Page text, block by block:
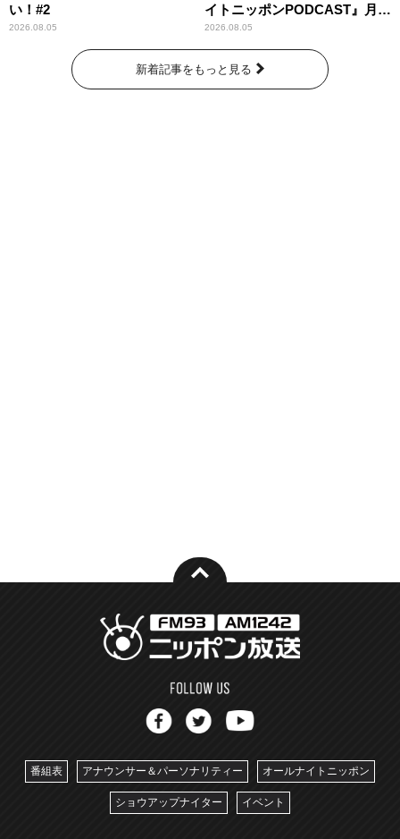
い！#2
2026.08.05
イトニッポンPODCAST』月替
わりパーソナリティ
2026.08.05
新着記事をもっと見る
番組表 アナウンサー＆パーソナリティー オールナイトニッポン
ショウアップナイター イベント